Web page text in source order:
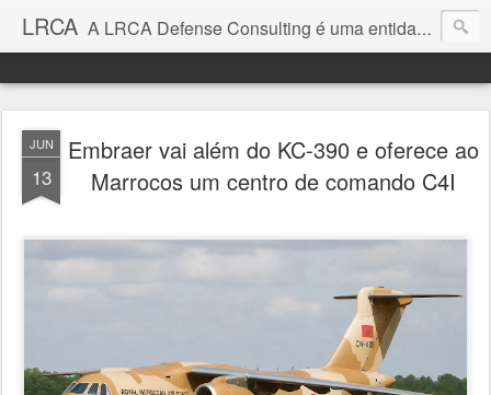
LRCA A LRCA Defense Consulting é uma entidade sem fins lucrativos que se dedica a produzir e divulgar notícias e análises sobre as Empresas de Defesa. Não somos jornalistas e nem este é um blog jornalístico.
JUN
13
Embraer vai além do KC-390 e oferece ao
Marrocos um centro de comando C4I